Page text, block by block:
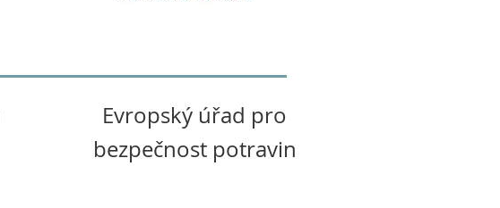
Evropský úřad pro
bezpečnost potravin